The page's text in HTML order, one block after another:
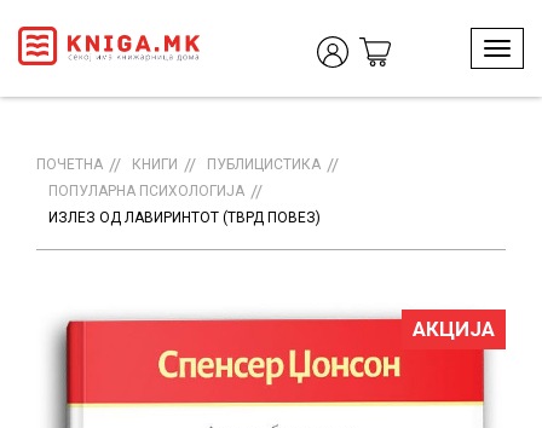
T
o
g
v
g
t
ПОЧЕТНА КНИГИ
ПУБЛИЦИСТИКА
ПОПУЛАРНА ПСИХОЛОГИЈА
ИЗЛЕЗ ОД ЛАВИРИНТОТ (ТВРД ПОВЕЗ)
АКЦИЈА